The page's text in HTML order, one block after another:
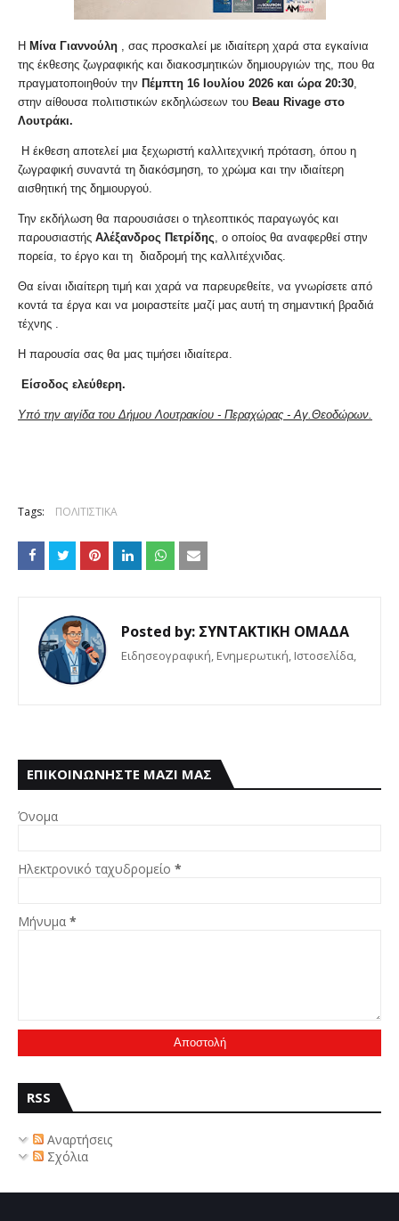
Η Μίνα Γιαννούλη , σας προσκαλεί με ιδιαίτερη χαρά στα εγκαίνια
της έκθεσης ζωγραφικής και διακοσμητικών δημιουργιών της, που θα
πραγματοποιηθούν την Πέμπτη 16 Ιουλίου 2026 και ώρα 20:30,
στην αίθουσα πολιτιστικών εκδηλώσεων του Beau Rivage στο
Λουτράκι.
Η έκθεση αποτελεί μια ξεχωριστή καλλιτεχνική πρόταση, όπου η
ζωγραφική συναντά τη διακόσμηση, το χρώμα και την ιδιαίτερη
αισθητική της δημιουργού.
Την εκδήλωση θα παρουσιάσει ο τηλεοπτικός παραγωγός και
παρουσιαστής Αλέξανδρος Πετρίδης, ο οποίος θα αναφερθεί στην
πορεία, το έργο και τη διαδρομή της καλλιτέχνιδας.
Θα είναι ιδιαίτερη τιμή και χαρά να παρευρεθείτε, να γνωρίσετε από
κοντά τα έργα και να μοιραστείτε μαζί μας αυτή τη σημαντική βραδιά
τέχνης .
Η παρουσία σας θα μας τιμήσει ιδιαίτερα.
Είσοδος ελεύθερη.
Υπό την αιγίδα του Δήμου Λουτρακίου - Περαχώρας - Αγ.Θεοδώρων.
Tags: ΠΟΛΙΤΙΣΤΙΚΑ
Posted by: ΣΥΝΤΑΚΤΙΚΗ ΟΜΑΔΑ
Eιδησεογραφική, Ενημερωτική, Iστοσελίδα,
ΕΠΙΚΟΙΝΩΝΗΣΤΕ ΜΑΖΙ ΜΑΣ
Όνομα
Ηλεκτρονικό ταχυδρομείο *
Μήνυμα *
RSS
Αναρτήσεις
Σχόλια